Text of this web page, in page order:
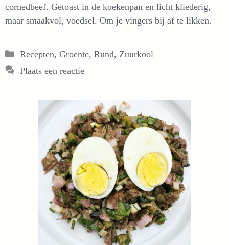
cornedbeef. Getoast in de koekenpan en licht kliederig,
maar smaakvol, voedsel. Om je vingers bij af te likken.
Categorieën
Recepten, Groente, Rund, Zuurkool
Plaats een reactie